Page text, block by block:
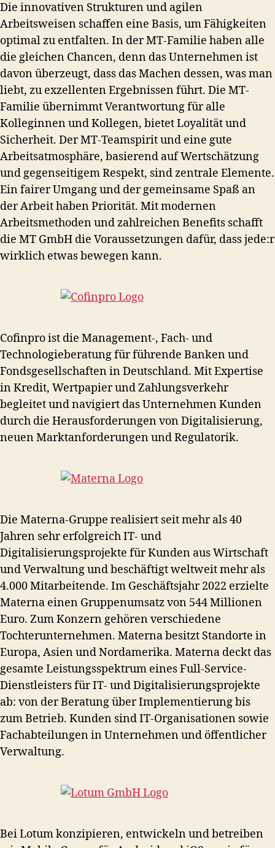
Die innovativen Strukturen und agilen
Arbeitsweisen schaffen eine Basis, um Fähigkeiten
optimal zu entfalten. In der MT-Familie haben alle
die gleichen Chancen, denn das Unternehmen ist
davon überzeugt, dass das Machen dessen, was man
liebt, zu exzellenten Ergebnissen führt. Die MT-
Familie übernimmt Verantwortung für alle
Kolleginnen und Kollegen, bietet Loyalität und
Sicherheit. Der MT-Teamspirit und eine gute
Arbeitsatmosphäre, basierend auf Wertschätzung
und gegenseitigem Respekt, sind zentrale Elemente.
Ein fairer Umgang und der gemeinsame Spaß an
der Arbeit haben Priorität. Mit modernen
Arbeitsmethoden und zahlreichen Benefits schafft
die MT GmbH die Voraussetzungen dafür, dass jede:r
wirklich etwas bewegen kann.
Cofinpro ist die Management-, Fach- und
Technologieberatung für führende Banken und
Fondsgesellschaften in Deutschland. Mit Expertise
in Kredit, Wertpapier und Zahlungsverkehr
begleitet und navigiert das Unternehmen Kunden
durch die Herausforderungen von Digitalisierung,
neuen Marktanforderungen und Regulatorik.
Die Materna-Gruppe realisiert seit mehr als 40
Jahren sehr erfolgreich IT- und
Digitalisierungsprojekte für Kunden aus Wirtschaft
und Verwaltung und beschäftigt weltweit mehr als
4.000 Mitarbeitende. Im Geschäftsjahr 2022 erzielte
Materna einen Gruppenumsatz von 544 Millionen
Euro. Zum Konzern gehören verschiedene
Tochterunternehmen. Materna besitzt Standorte in
Europa, Asien und Nordamerika. Materna deckt das
gesamte Leistungsspektrum eines Full-Service-
Dienstleisters für IT- und Digitalisierungsprojekte
ab: von der Beratung über Implementierung bis
zum Betrieb. Kunden sind IT-Organisationen sowie
Fachabteilungen in Unternehmen und öffentlicher
Verwaltung.
Bei Lotum konzipieren, entwickeln und betreiben